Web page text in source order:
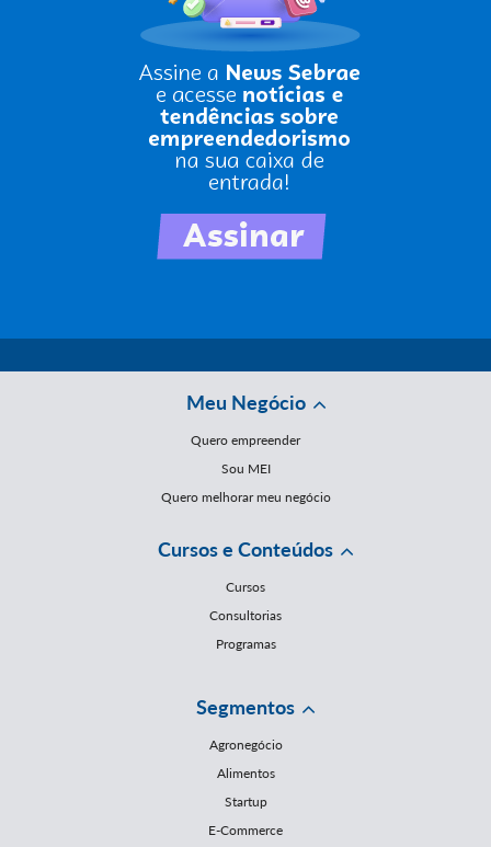
Meu Negócio
Quero empreender
Sou MEI
Quero melhorar meu negócio
Cursos e Conteúdos
Cursos
Consultorias
Programas
Segmentos
Agronegócio
Alimentos
Startup
E-Commerce